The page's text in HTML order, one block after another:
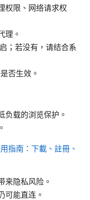
权限、网络请求权
理。
；若没有，请结合系
否生效。
负载的浏览保护。
指南：下載、註冊、
来隐私风险。
可能直连。